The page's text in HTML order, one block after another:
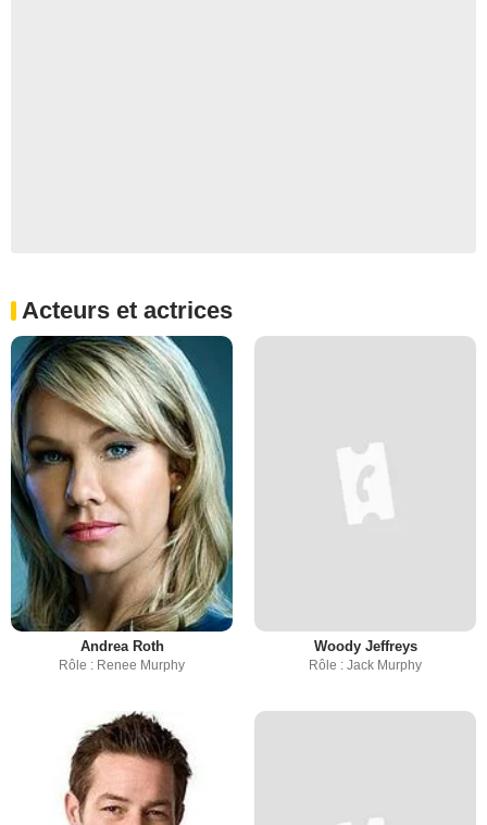
Acteurs et actrices
Andrea Roth
Rôle : Renee Murphy
Woody Jeffreys
Rôle : Jack Murphy